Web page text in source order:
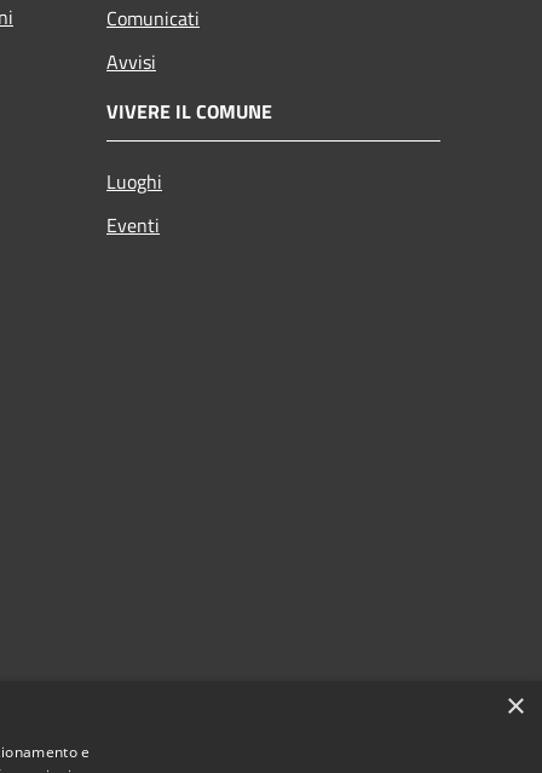
Comunicati
Avvisi
VIVERE IL COMUNE
Luoghi
Eventi
×
e